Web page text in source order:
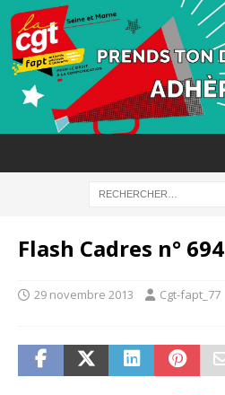
Flash Cadres n° 694
29 novembre 2013 Cgt-fapt_77